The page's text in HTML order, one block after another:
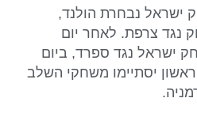
נבחרת הולנד,
נגד צרפת. לאחר יום
ישראל נגד ספרד, ביום
ראשון יסתיימו משחקי השלב